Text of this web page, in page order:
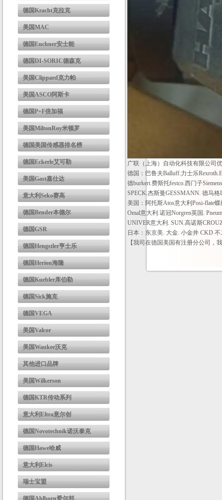
德国Kracht克拉克
美国MAC
德国Euchner安士能
德国DI-SORIC德森克
美国Clippard克力帕
美国ASCO阿斯卡
德国P+F倍加福
美国MiltonRoy米顿罗
德国美国传感器排名榜
德国Eckerle艾可勒
美国Gast嘉仕达
意大利Seko赛高
德国Bender本德尔
德国GSR
德国Hengstler亨士乐
德国Herion海隆
德国Kuebler库伯勒
德国Sick施克
德国VEGA
美国Valcor
美国Waukee沃克
其他进口品牌
美国Wilkerson
德国KTR传动系列
意大利Eltra意尔创
德国Novotechnik诺沃泰克
德国Hawe哈威
意大利Elcis
瑞士宝盟
德国Ahlborn爱尔邦
广联（上海）自动化科技有限公司
德国：巴鲁夫Balluff.力士乐
德burkert.费斯托festco.西门子
SPECK.杰斯曼GESSMANN. 德马
美国：阿托斯Atos意大利Posi-flate
Omal意大利.诺冠Norgren英国.
UNIVER意大利. SUN.高诺斯
日本：东京美. 大金. 小金井 CKD
【我司在德国美国有注册分公司，